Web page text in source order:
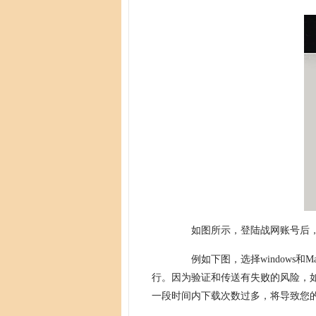
如图所示，登陆战网账号后
例如下图，选择windows和
行。因为验证和传送有失败的风险，
一段时间内下载次数过多，将导致您